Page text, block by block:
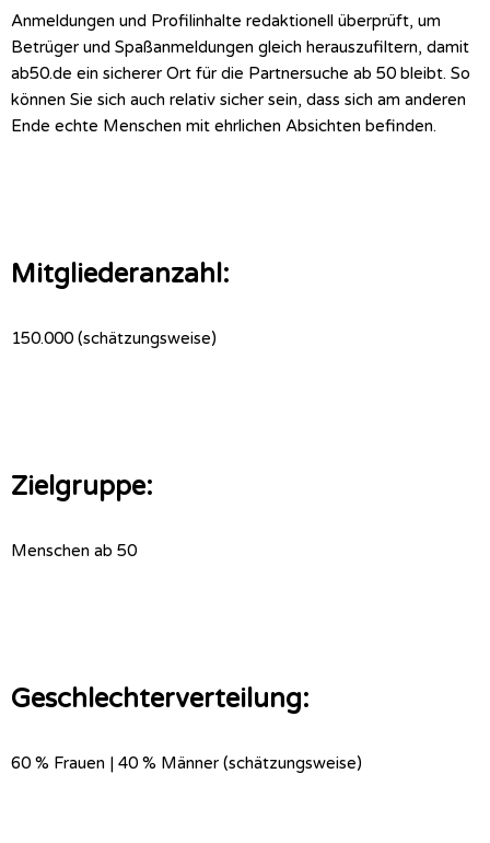
Anmeldungen und Profilinhalte redaktionell überprüft, um
Betrüger und Spaßanmeldungen gleich herauszufiltern, damit
ab50.de ein sicherer Ort für die Partnersuche ab 50 bleibt. So
können Sie sich auch relativ sicher sein, dass sich am anderen
Ende echte Menschen mit ehrlichen Absichten befinden.
Mitgliederanzahl:
150.000 (schätzungsweise)
Zielgruppe:
Menschen ab 50
Geschlechterverteilung:
60 % Frauen | 40 % Männer (schätzungsweise)